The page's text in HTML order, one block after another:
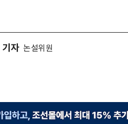
기자 논설위원